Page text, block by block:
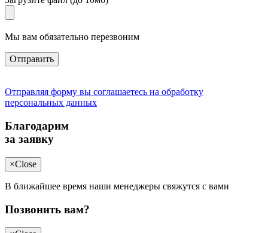
Мы вам обязательно перезвоним
Отправить
Отправляя форму вы соглашаетесь на обработку
персональных данных
Благодарим
за заявку
×Close
В ближайшее время наши менеджеры свяжутся с вами
Позвонить вам?